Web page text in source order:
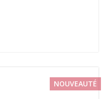
NOUVEAUTÉ